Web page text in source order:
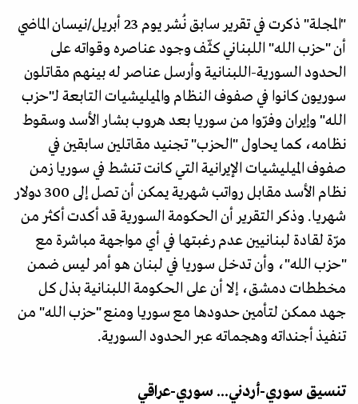
"المجلة" ذكرت في تقرير سابق نُشر يوم 23 أبريل/نيسان الماضي
أن "حزب الله" اللبناني كثّف وجود عناصره وقواته على
الحدود السورية-اللبنانية وأرسل عناصر له بينهم مقاتلون
سوريون كانوا في صفوف النظام والميليشيات التابعة لـ"حزب
الله" وإيران وفرّوا من سوريا بعد هروب بشار الأسد وسقوط
نظامه، كما يحاول "الحزب" تجنيد مقاتلين سابقين في
صفوف الميليشيات الإيرانية التي كانت تنشط في سوريا زمن
نظام الأسد مقابل رواتب شهرية يمكن أن تصل إلى 300 دولار
شهريا. وذكر التقرير أن الحكومة السورية قد أكدت أكثر من
مرّة لقادة لبنانيين عدم رغبتها في أي مواجهة مباشرة مع
"حزب الله"، وأن تدخل سوريا في لبنان هو أمر ليس ضمن
مخططات دمشق، إلا أن على الحكومة اللبنانية بذل كل
جهد ممكن لتأمين حدودها مع سوريا ومنع "حزب الله" من
تنفيذ أجنداته وهجماته عبر الحدود السورية.
تنسيق سوري-أردني... سوري-عراقي